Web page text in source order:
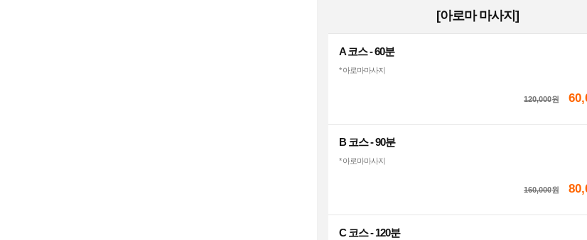
[아로마 마사지]
A 코스 - 60분
* 아로마마사지
120,000원
B 코스 - 90분
* 아로마마사지
160,000원
C 코스 - 120분